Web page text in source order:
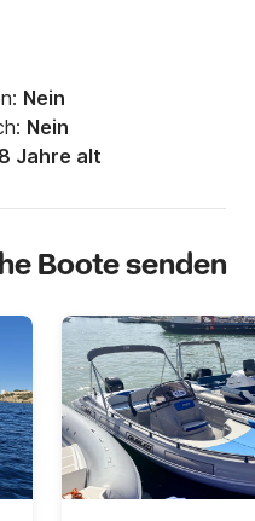
Nein
Nein
Jahre alt
Boote senden